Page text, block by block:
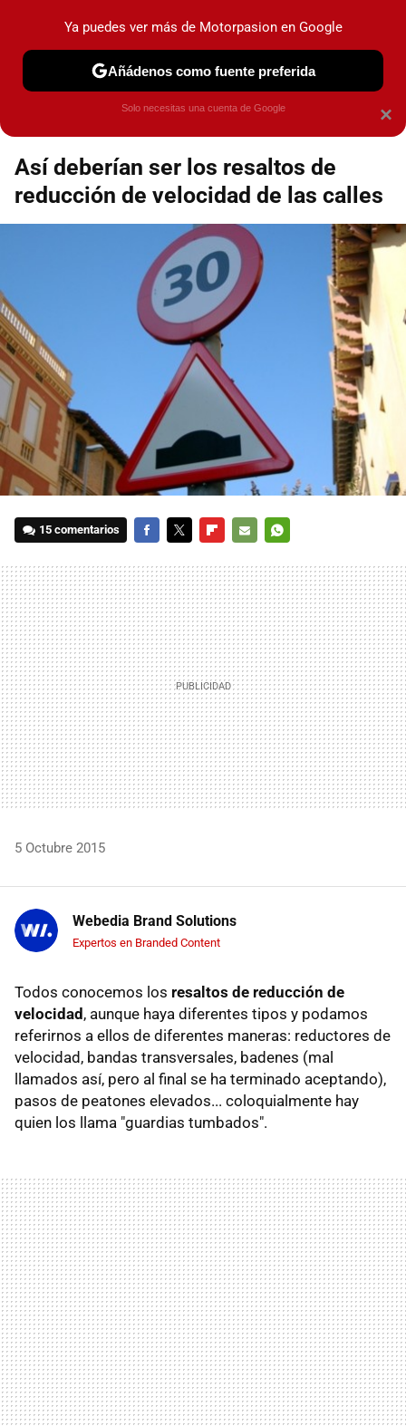
marca que se menciona
Espacio Toyota
Así deberían ser los resaltos de
reducción de velocidad de las calles
15 comentarios
MAIL
5 Octubre 2015
Webedia Brand Solutions
Expertos en Branded Content
Todos conocemos los resaltos de reducción de
velocidad, aunque haya diferentes tipos y podamos
referirnos a ellos de diferentes maneras: reductores de
velocidad, bandas transversales, badenes (mal
llamados así, pero al final se ha terminado aceptando),
pasos de peatones elevados... coloquialmente hay
quien los llama "guardias tumbados".
×
Ya puedes ver más de Motorpasion en Google
Añádenos como fuente preferida
Solo necesitas una cuenta de Google